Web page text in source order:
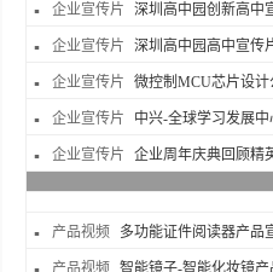
企业宣传片 深圳高中园创新高中
企业宣传片 深圳高中园高中宣传
企业宣传片 微控制MCU芯片设
企业宣传片 中兴-全球学习发展中
企业宣传片 企业周年庆典回顾精
产品视频 多功能证件阅读器产品
产品视频 智能镜子-智能化妆镜产